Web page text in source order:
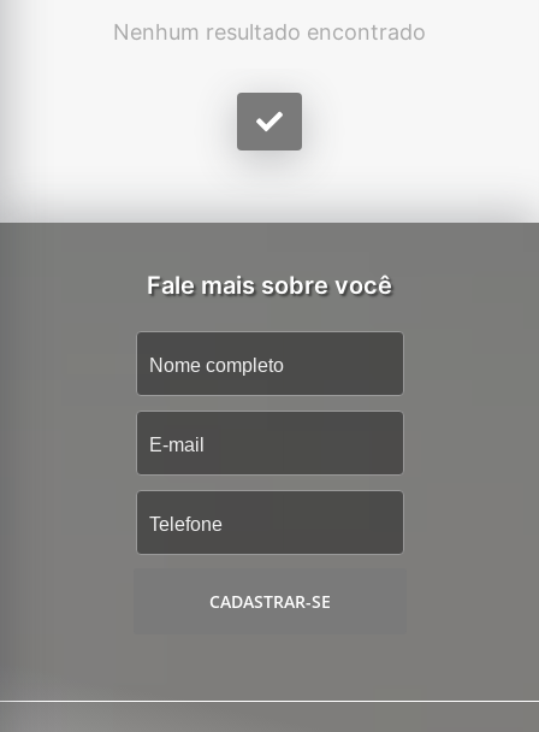
Nenhum resultado encontrado
Fale mais sobre você
CADASTRAR-SE